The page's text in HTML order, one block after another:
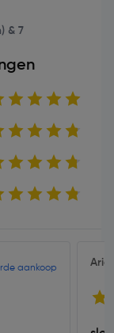
& 7
aankoop Arie